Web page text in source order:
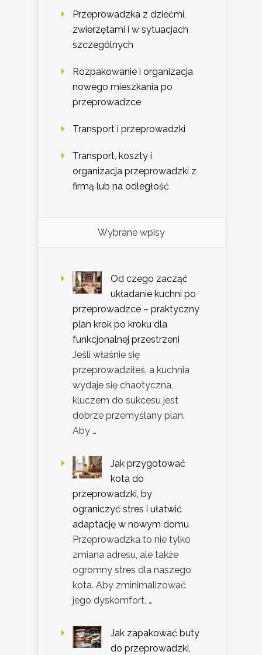
Przeprowadzka z dziećmi,
zwierzętami i w sytuacjach
szczególnych
Rozpakowanie i organizacja
nowego mieszkania po
przeprowadzce
Transport i przeprowadzki
Transport, koszty i
organizacja przeprowadzki z
firmą lub na odległość
Wybrane wpisy
Od czego zacząć
układanie kuchni po
przeprowadzce – praktyczny
plan krok po kroku dla
funkcjonalnej przestrzeni
Jeśli właśnie się
przeprowadziłeś, a kuchnia
wydaje się chaotyczna,
kluczem do sukcesu jest
dobrze przemyślany plan.
Aby …
Jak przygotować
kota do
przeprowadzki, by
ograniczyć stres i ułatwić
adaptację w nowym domu
Przeprowadzka to nie tylko
zmiana adresu, ale także
ogromny stres dla naszego
kota. Aby zminimalizować
jego dyskomfort, …
Jak zapakować buty
do przeprowadzki,